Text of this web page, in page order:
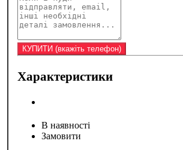
Характеристики
В наявності
Замовити